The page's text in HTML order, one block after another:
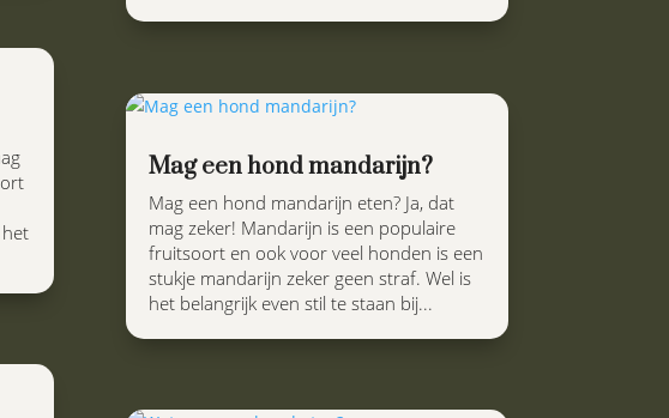
Mag een hond mandarijn?
Mag een hond mandarijn eten? Ja, dat
mag zeker! Mandarijn is een populaire
fruitsoort en ook voor veel honden is een
stukje mandarijn zeker geen straf. Wel is
het belangrijk even stil te staan bij...